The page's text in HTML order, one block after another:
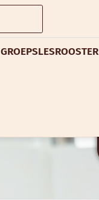
GROEPSLESROOSTER